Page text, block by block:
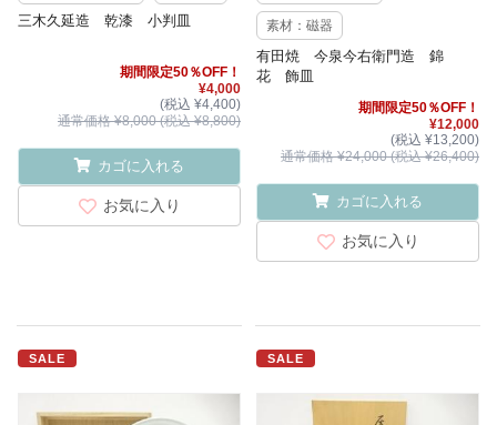
三木久延造 乾漆 小判皿
期間限定50％OFF！
¥4,000
(税込 ¥4,400)
通常価格 ¥8,000 (税込 ¥8,800)
カゴに入れる
お気に入り
素材：磁器
有田焼 今泉今右衛門造 錦
花 飾皿
期間限定50％OFF！
¥12,000
(税込 ¥13,200)
通常価格 ¥24,000 (税込 ¥26,400)
カゴに入れる
お気に入り
SALE SALE